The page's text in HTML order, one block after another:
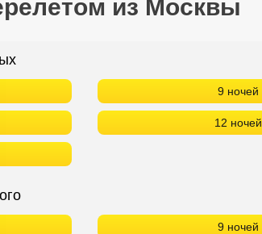
из Москвы
9 ночей
12 ночей
9 ночей